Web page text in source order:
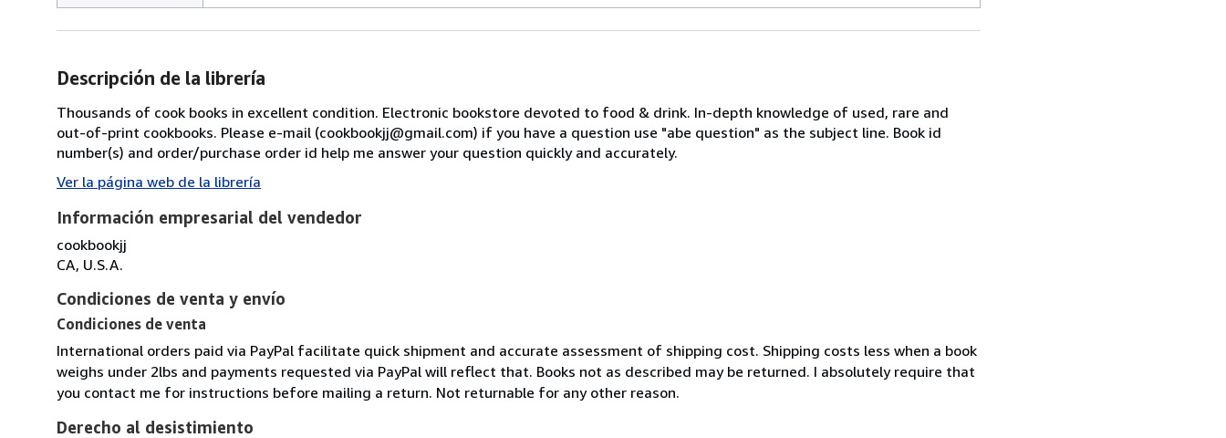
Descripción de la librería
Thousands of cook books in excellent condition. Electronic bookstore devoted to food & drink. In-depth knowledge of used, rare and
out-of-print cookbooks. Please e-mail (cookbookjj@gmail.com) if you have a question use "abe question" as the subject line. Book id
number(s) and order/purchase order id help me answer your question quickly and accurately.
Ver la página web de la librería
Información empresarial del vendedor
cookbookjj
CA, U.S.A.
Condiciones de venta y envío
Condiciones de venta
International orders paid via PayPal facilitate quick shipment and accurate assessment of shipping cost. Shipping costs less when a book
weighs under 2lbs and payments requested via PayPal will reflect that. Books not as described may be returned. I absolutely require that
you contact me for instructions before mailing a return. Not returnable for any other reason.
Derecho al desistimiento